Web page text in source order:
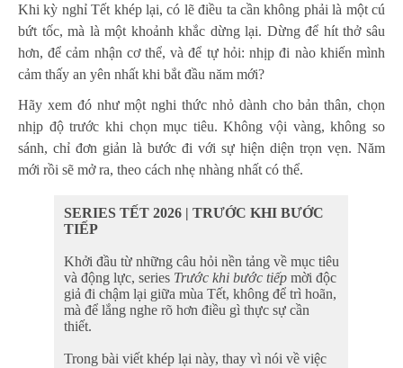
Khi kỳ nghỉ Tết khép lại, có lẽ điều ta cần không phải là một cú
bứt tốc, mà là một khoảnh khắc dừng lại. Dừng để hít thở sâu
hơn, để cảm nhận cơ thể, và để tự hỏi: nhịp đi nào khiến mình
cảm thấy an yên nhất khi bắt đầu năm mới?
Hãy xem đó như một nghi thức nhỏ dành cho bản thân, chọn
nhịp độ trước khi chọn mục tiêu. Không vội vàng, không so
sánh, chỉ đơn giản là bước đi với sự hiện diện trọn vẹn. Năm
mới rồi sẽ mở ra, theo cách nhẹ nhàng nhất có thể.
SERIES TẾT 2026 | TRƯỚC KHI BƯỚC
TIẾP
Khởi đầu từ những câu hỏi nền tảng về mục tiêu
và động lực, series Trước khi bước tiếp mời độc
giả đi chậm lại giữa mùa Tết, không để trì hoãn,
mà để lắng nghe rõ hơn điều gì thực sự cần
thiết.
Trong bài viết khép lại này, thay vì nói về việc